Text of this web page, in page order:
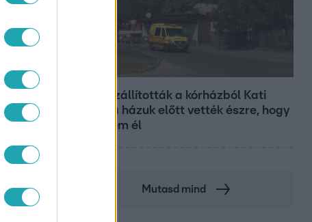
Hazaszállították a kórházból Kati
nénit, a házuk előtt vették észre, hogy
már nem él
Mutasd mind